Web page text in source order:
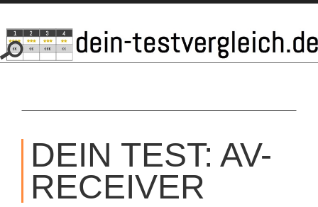
SKIP
CONTENT
DEIN TEST: AV-
RECEIVER